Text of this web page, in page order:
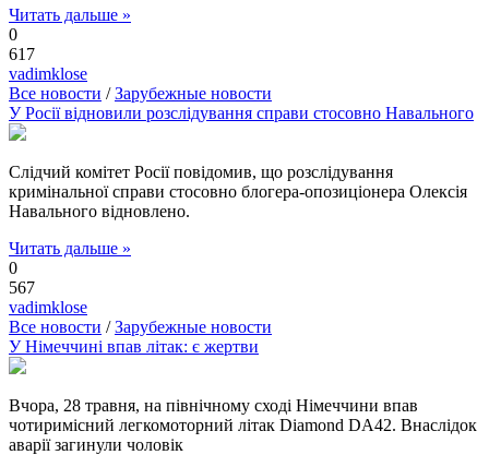
Читать дальше »
0
617
vadimklose
Все новости /Зарубежные новости
У Росії відновили розслідування справи стосовно Навального
Слідчий комітет Росії повідомив, що розслідування
кримінальної справи стосовно блогера-опозиціонера Олексія
Навального відновлено.
Читать дальше »
0
567
vadimklose
Все новости /Зарубежные новости
У Німеччині впав літак: є жертви
Вчора, 28 травня, на північному сході Німеччини впав
чотиримісний легкомоторний літак Diamond DA42. Внаслідок
аварії загинули чоловік